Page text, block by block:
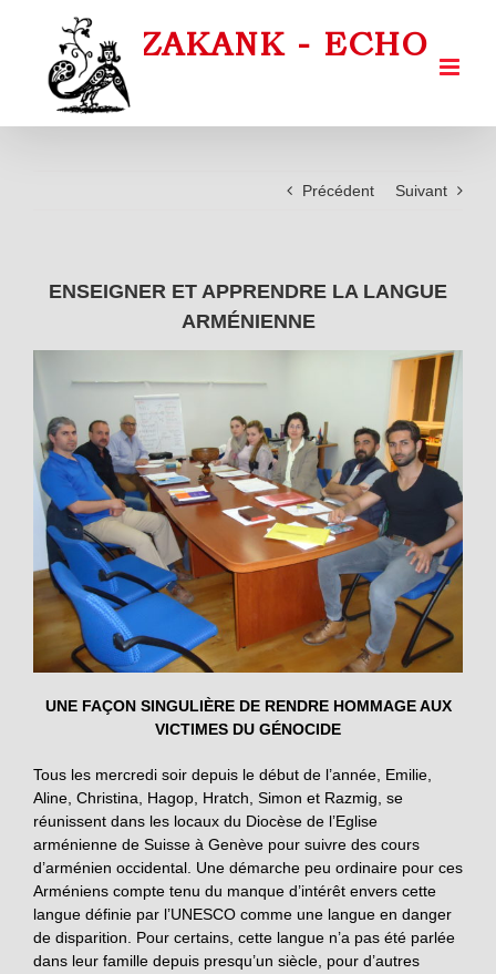
Précédent Suivant
ENSEIGNER ET APPRENDRE LA LANGUE
ARMÉNIENNE
UNE FAÇON SINGULIÈRE DE RENDRE HOMMAGE AUX
VICTIMES DU GÉNOCIDE
Tous les mercredi soir depuis le début de l’année, Emilie,
Aline, Christina, Hagop, Hratch, Simon et Razmig, se
réunissent dans les locaux du Diocèse de l’Eglise
arménienne de Suisse à Genève pour suivre des cours
d’arménien occidental. Une démarche peu ordinaire pour ces
Arméniens compte tenu du manque d’intérêt envers cette
langue définie par l’UNESCO comme une langue en danger
de disparition. Pour certains, cette langue n’a pas été parlée
dans leur famille depuis presqu’un siècle, pour d’autres